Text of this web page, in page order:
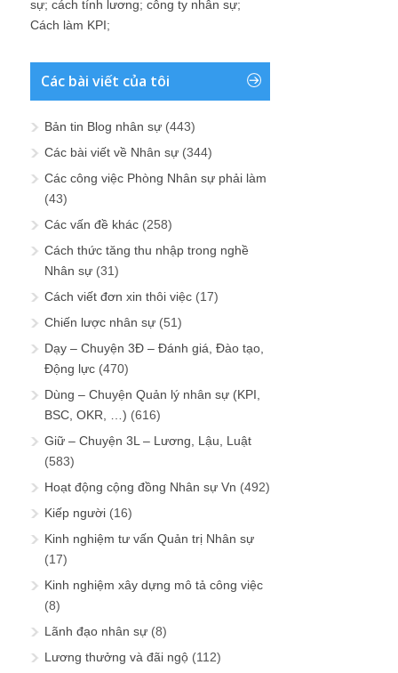
sự; cách tính lương; công ty nhân sự;
Cách làm KPI;
Các bài viết của tôi
Bản tin Blog nhân sự (443)
Các bài viết về Nhân sự (344)
Các công việc Phòng Nhân sự phải làm
(43)
Các vấn đề khác (258)
Cách thức tăng thu nhập trong nghề
Nhân sự (31)
Cách viết đơn xin thôi việc (17)
Chiến lược nhân sự (51)
Dạy – Chuyện 3Đ – Đánh giá, Đào tạo,
Động lực (470)
Dùng – Chuyện Quản lý nhân sự (KPI,
BSC, OKR, …) (616)
Giữ – Chuyện 3L – Lương, Lậu, Luật
(583)
Hoạt động cộng đồng Nhân sự Vn (492)
Kiếp người (16)
Kinh nghiệm tư vấn Quản trị Nhân sự
(17)
Kinh nghiệm xây dựng mô tả công việc
(8)
Lãnh đạo nhân sự (8)
Lương thưởng và đãi ngộ (112)